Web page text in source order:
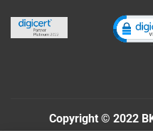
Copyright © 2022